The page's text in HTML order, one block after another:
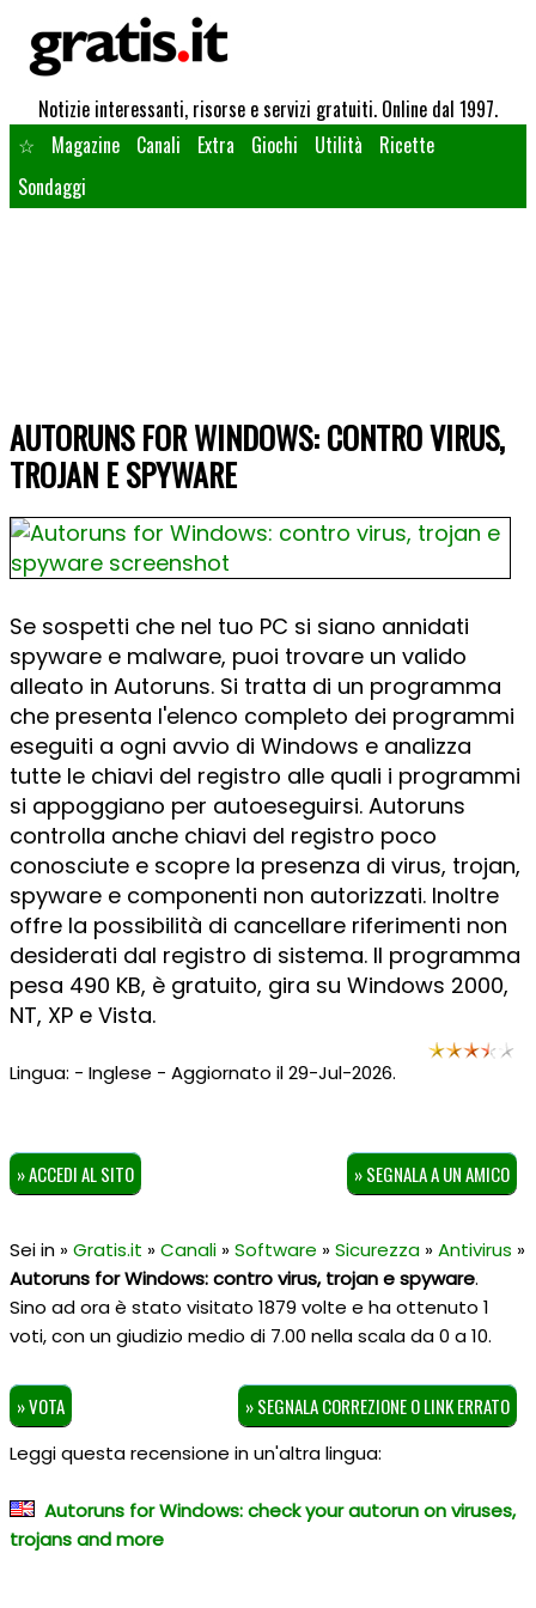
Notizie interessanti, risorse e servizi gratuiti. Online dal 1997.
☆
Magazine Canali Extra Giochi Utilità
Ricette
Sondaggi
AUTORUNS FOR WINDOWS: CONTRO VIRUS,
TROJAN E SPYWARE
Se sospetti che nel tuo PC si siano annidati
spyware e malware, puoi trovare un valido
alleato in Autoruns. Si tratta di un programma
che presenta l'elenco completo dei programmi
eseguiti a ogni avvio di Windows e analizza
tutte le chiavi del registro alle quali i programmi
si appoggiano per autoeseguirsi. Autoruns
controlla anche chiavi del registro poco
conosciute e scopre la presenza di virus, trojan,
spyware e componenti non autorizzati. Inoltre
offre la possibilità di cancellare riferimenti non
desiderati dal registro di sistema. Il programma
pesa 490 KB, è gratuito, gira su Windows 2000,
NT, XP e Vista.
Lingua: - Inglese - Aggiornato il 29-Jul-2026.
» ACCEDI AL SITO » SEGNALA A UN AMICO
Sei in »Gratis.it »Canali»Software »Sicurezza»Antivirus »
Autoruns for Windows: contro virus, trojan e spyware.
Sino ad ora è stato visitato 1879 volte e ha ottenuto 1
voti, con un giudizio medio di 7.00 nella scala da0 a10.
» VOTA » SEGNALA CORREZIONE O LINK ERRATO
Leggi questa recensione in un'altra lingua:
Autoruns for Windows: check your autorun on viruses,
trojans and more